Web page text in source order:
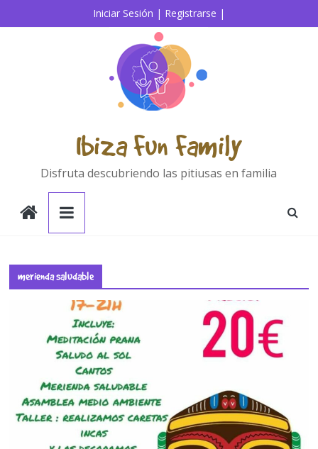
al
Iniciar Sesión | Registrarse |
Ibiza Fun Family
Disfruta descubriendo las pitiusas en familia
merienda saludable